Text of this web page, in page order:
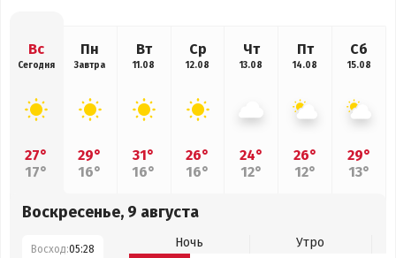
Вс
Сегодня
27°
17°
Пн
Завтра
29°
16°
Вт
11.08
31°
16°
Ср
12.08
26°
16°
Чт
13.08
24°
12°
Пт
14.08
26°
12°
Сб
15.08
29°
13°
Воскресенье, 9 августа
Восход:05:28 Ночь
Утро